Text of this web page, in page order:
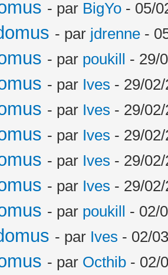
- par BigYo - 05/
- par jdrenne -
- par poukill - 29/
- par Ives - 29/
- par Ives - 29/
- par Ives - 29/
- par Ives - 29/
- par Ives - 29/
- par poukill - 02/
- par Ives - 02/
- par Octhib - 02/